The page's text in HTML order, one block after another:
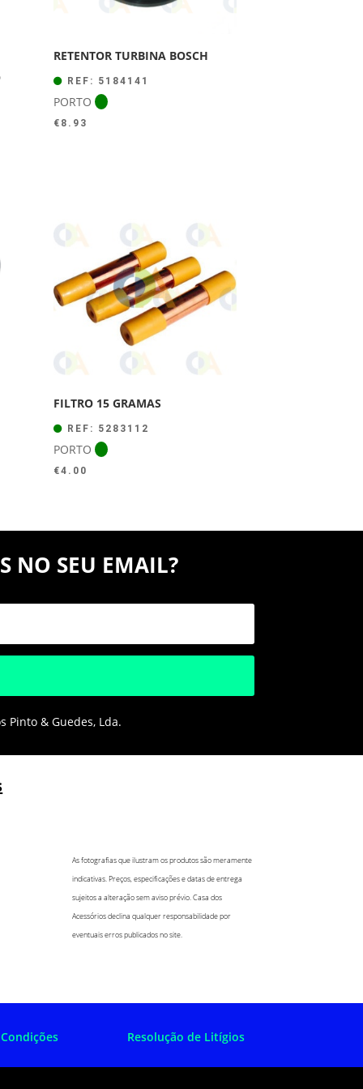
RETENTOR TURBINA BOSCH
REF: 5184141
PORTO
€ 8.93
FILTRO 15 GRAMAS
REF: 5283112
PORTO
€4.00
NO SEU EMAIL?
Pinto & Guedes, Lda.
As fotografias que ilustram os produtos são meramente
indicativas. Preços, especificações e datas de entrega
sujeitos a alteração sem aviso prévio. Casa dos
Acessórios declina qualquer responsabilidade por
eventuais erros publicados no site.
Resolução de Litígios